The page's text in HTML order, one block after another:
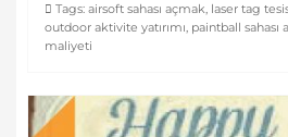
Tags: airsoft sahası açmak, laser tag
outdoor aktivite yatırımı, paintball sahası
maliyeti